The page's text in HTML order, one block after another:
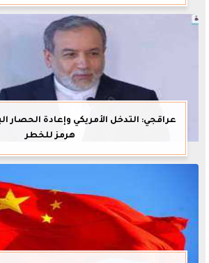
عراقجي: التدخل الأمريكي وإعادة
هرمز للخطر